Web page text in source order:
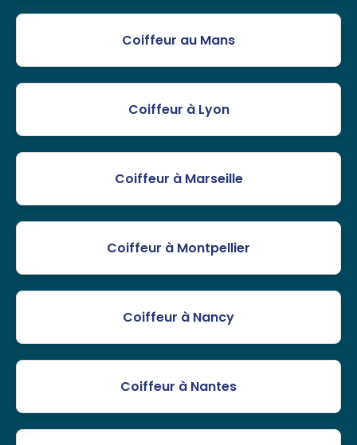
Coiffeur au Mans
Coiffeur à Lyon
Coiffeur à Marseille
Coiffeur à Montpellier
Coiffeur à Nancy
Coiffeur à Nantes